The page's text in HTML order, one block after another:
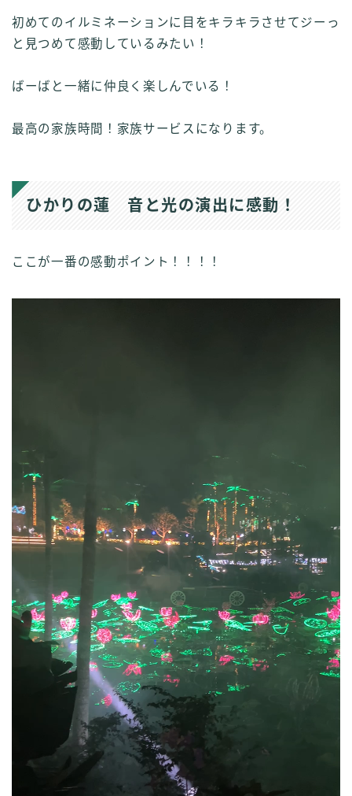
初めてのイルミネーションに目をキラキラさせてジーっ
と見つめて感動しているみたい！
ばーばと一緒に仲良く楽しんでいる！
最高の家族時間！家族サービスになります。
ひかりの蓮 音と光の演出に感動！
ここが一番の感動ポイント！！！！